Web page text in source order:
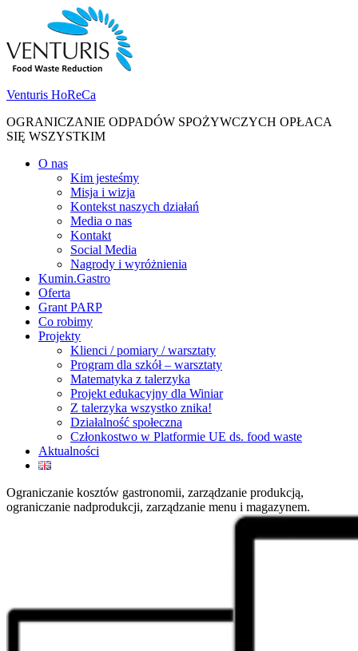
navigation
content
Venturis HoReCa
OGRANICZANIE ODPADÓW SPOŻYWCZYCH OPŁACA
SIĘ WSZYSTKIM
Toggle
navigation
O nas
Kim jesteśmy
Misja i wizja
Kontekst naszych działań
Media o nas
Kontakt
Social Media
Nagrody i wyróżnienia
Kumin.Gastro
Oferta
Grant PARP
Co robimy
Projekty
Klienci / pomiary / warsztaty
Program dla szkół – warsztaty
Matematyka z talerzyka
Projekt edukacyjny dla Winiar
Z talerzyka wszystko znika!
Działalność społeczna
Członkostwo w Platformie UE ds. food waste
Aktualności
Ograniczanie kosztów gastronomii, zarządzanie produkcją,
ograniczanie nadprodukcji, zarządzanie menu i magazynem.